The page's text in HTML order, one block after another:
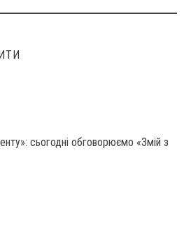
сьогодні обговорюємо «Змій з